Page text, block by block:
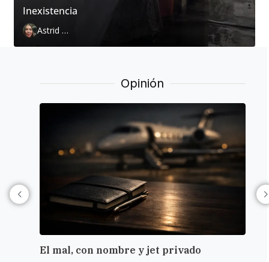
Inexistencia
Astrid Cervantes
Opinión
El mal, con nombre y jet privado